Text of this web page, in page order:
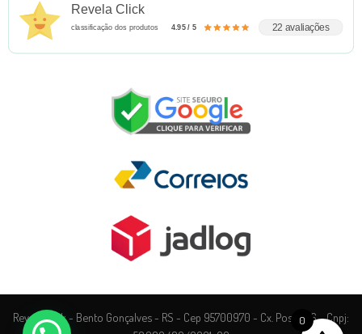
Revela Click
classificação dos produtos 4.95 / 5 22 avaliações
Revela Click - Bento Gonçalves - RS - Cep 95700970 - Cx. Postal 76 - Cnpj:
0